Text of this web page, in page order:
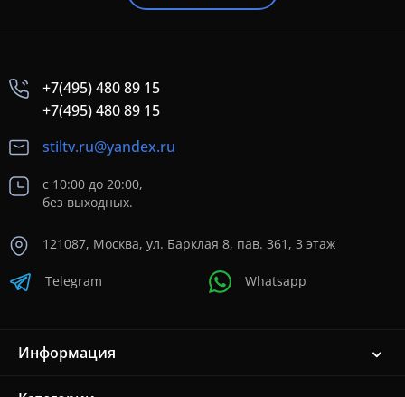
+7(495) 480 89 15
+7(495) 480 89 15
stiltv.ru@yandex.ru
с 10:00 до 20:00,
без выходных.
121087, Москва, ул. Барклая 8, пав. 361, 3 этаж
Telegram Whatsapp
Информация